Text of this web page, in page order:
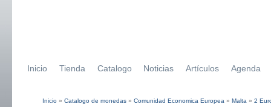
Inicio Tienda Catalogo Noticias Artículos Agenda
Inicio » Catalogo de monedas » Comunidad Economica Europea » Malta » 2